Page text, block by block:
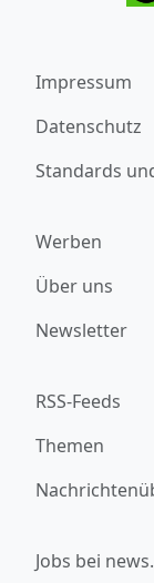
Impressum
Datenschutz
Standards
Werben
Über uns
Newsletter
RSS-Feeds
Themen
Jobs bei